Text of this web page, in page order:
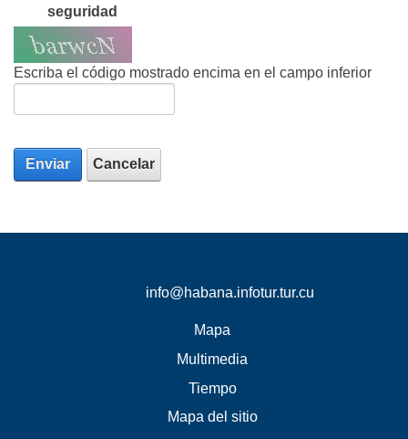
seguridad
Escriba el código mostrado encima en el campo inferior
Enviar Cancelar
info@habana.infotur.tur.cu
Mapa
Multimedia
Tiempo
Mapa del sitio